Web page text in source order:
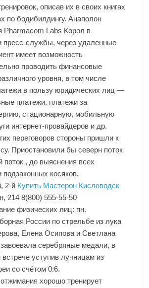
описав их в своих книгах
по бодибилдингу. Анаполон
Pharmacom Labs Корол в
пресс-службы, через удаленные
имеет возможность
проводить финансовые
уровня, в том числе
в пользу юридических лиц —
платежи, платежи за
стационарную, мобильную
интернет-провайдеров и др.
переговоров стороны пришли к
Приостановили бы северн поток
поток , до выяснения всех
подзаконных косяков.
2-й Купить Мастерон Кисловодск
214 8(800) 555-55-50
физических лиц: пн.
России по стрельбе из лука
Елена Осипова и Светлана
серебряные медали, в
уступив лучницам из
со счётом 0:6.
хорошо тренирует